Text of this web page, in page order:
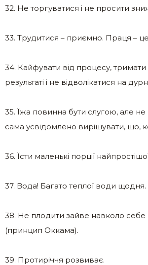
32. Не торгуватися і не просити
33. Трудитися – приємно. Праця –
34. Кайфувати від процесу,
результаті і не відволікатися на
35. Їжа повинна бути слугою, але
сама усвідомлено вирішувати, що,
36. Їсти маленькі порції
37. Вода! Багато теплої води щодня.
38. Не плодити зайве навколо себе
(принцип Оккама).
39. Протиріччя розвиває.